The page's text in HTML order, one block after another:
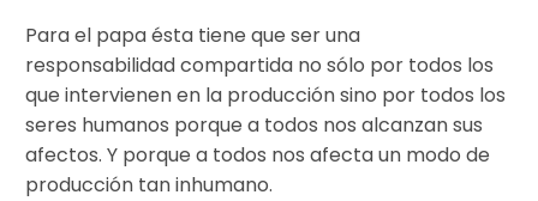
Para el papa ésta tiene que ser una
responsabilidad compartida no sólo por todos los
que intervienen en la producción sino por todos los
seres humanos porque a todos nos alcanzan sus
afectos. Y porque a todos nos afecta un modo de
producción tan inhumano.